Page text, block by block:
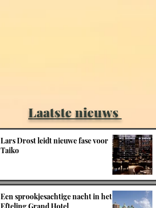
Laatste nieuws
Lars Drost leidt nieuwe fase voor
Taiko
Een sprookjesachtige nacht in het